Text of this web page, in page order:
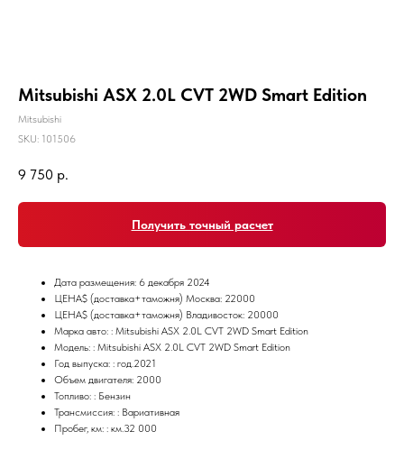
Mitsubishi ASX 2.0L CVT 2WD Smart Edition
Mitsubishi
SKU: 101506
9 750 р.
Получить точный расчет
Дата размещения: 6 декабря 2024
ЦЕНА$ (доставка+таможня) Москва: 22000
ЦЕНА$ (доставка+таможня) Владивосток: 20000
Марка авто: : Mitsubishi ASX 2.0L CVT 2WD Smart Edition
Модель: : Mitsubishi ASX 2.0L CVT 2WD Smart Edition
Год выпуска: : год.2021
Объем двигателя: 2000
Топливо: : Бензин
Трансмиссия: : Вариативная
Пробег, км: : км.32 000